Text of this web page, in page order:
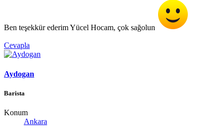
Ben teşekkür ederim Yücel Hocam, çok sağolun
Cevapla
Aydogan
Barista
Konum
Ankara